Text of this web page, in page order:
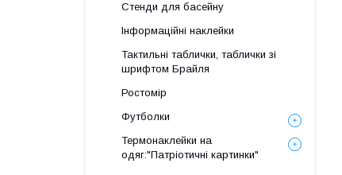
Стенди для басейну
Інформаційні наклейки
Тактильні таблички, таблички зі
шрифтом Брайля
Ростомір
Футболки
Термонаклейки на
одяг:"Патріотичні картинки"